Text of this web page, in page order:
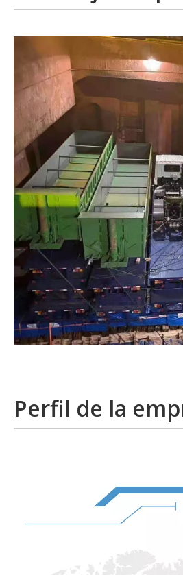
Perfil de la